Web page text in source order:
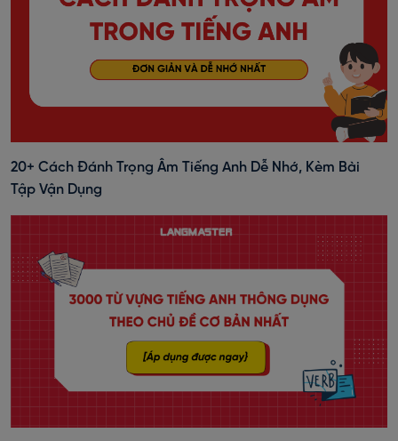
20+ Cách Đánh Trọng Âm Tiếng Anh Dễ Nhớ, Kèm Bài
Tập Vận Dụng